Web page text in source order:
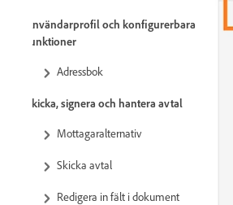
Användarprofil och konfigurerbara
funktioner
Adressbok
Skicka, signera och hantera avtal
Mottagaralternativ
Skicka avtal
Redigera in fält i dokument